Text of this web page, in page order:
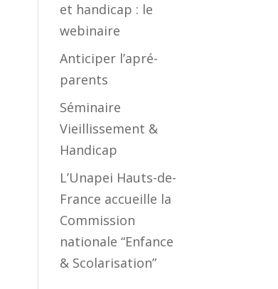
et handicap : le
webinaire
Anticiper l’apré-
parents
Séminaire
Vieillissement &
Handicap
L’Unapei Hauts-de-
France accueille la
Commission
nationale “Enfance
& Scolarisation”